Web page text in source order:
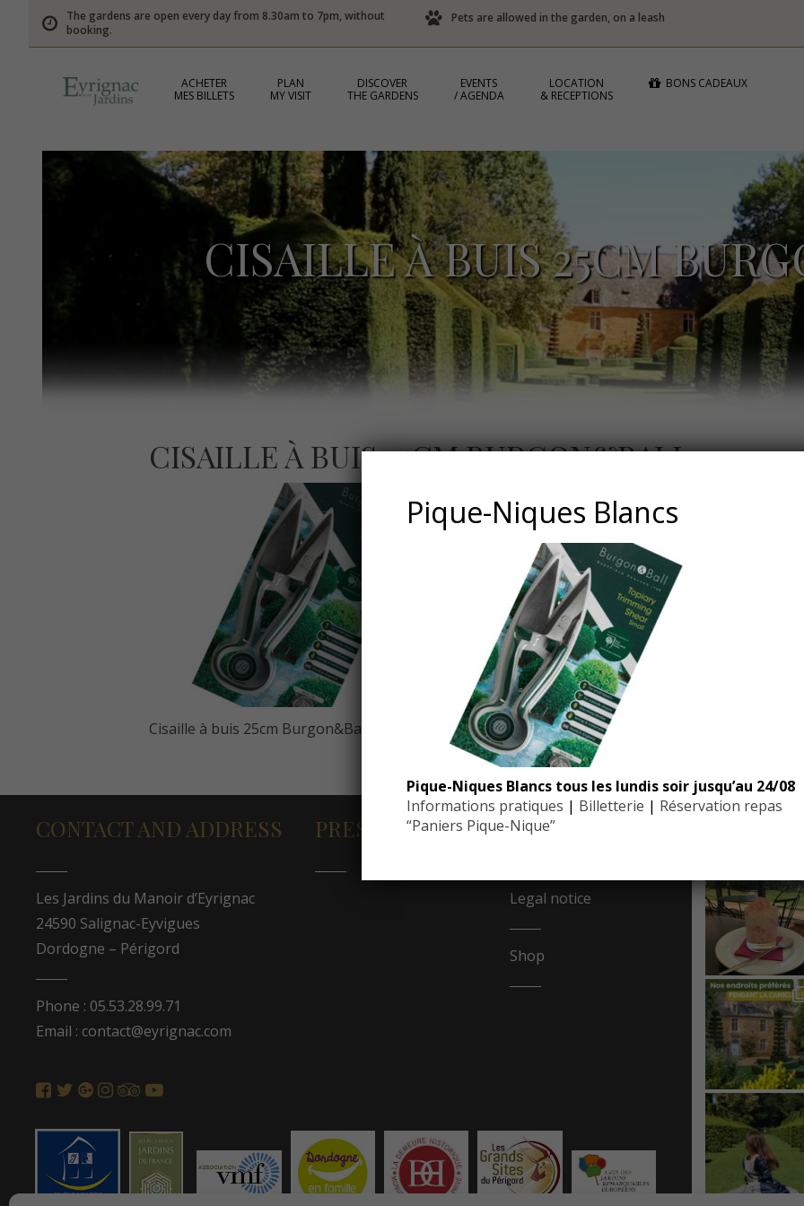
The gardens are open every day from 8.30am to 7pm, without
booking.
Pets are allowed in the garden, on a leash
ACHETER
MES BILLETS
PLAN
MY VISIT
DISCOVER
THE GARDENS
EVENTS
/ AGENDA
LOCATION
& RECEPTIONS
BONS CADEAUX
CISAILLE À BUIS 25CM
CISAILLE À BUIS 25CM BURGON&BALL
Cisaille à buis 25cm Burgon&Ball
CONTACT AND ADDRESS
Les Jardins du Manoir d’Eyrignac
24590 Salignac-Eyvigues
Dordogne – Périgord
Phone : 05.53.28.99.71
Email : contact@eyrignac.com
PRESS AREA
Legal notice
Shop
Pique-Niques Blancs
Pique-Niques Blancs tous les lundis soir jusqu’au 24/08
Informations pratiques | Billetterie | Réservation repas
“Paniers Pique-Nique”